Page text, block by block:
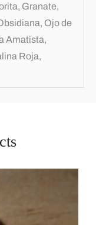
Granate,
Ojo de
Amatista,
Roja,